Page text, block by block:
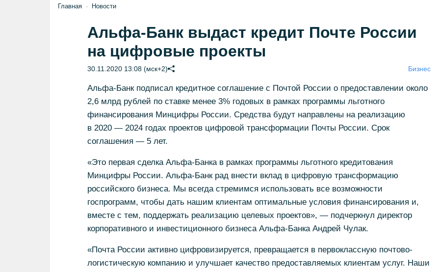
Главная Новости
Альфа-Банк выдаст кредит Почте России
на цифровые проекты
30.11.2020 13:08 (мск+2) Бизнес
Альфа-Банк подписал кредитное соглашение с Почтой России о предоставлении около
2,6 млрд рублей по ставке менее 3% годовых в рамках программы льготного
финансирования Минцифры России. Средства будут направлены на реализацию
в 2020 — 2024 годах проектов цифровой трансформации Почты России. Срок
соглашения — 5 лет.
«Это первая сделка Альфа-Банка в рамках программы льготного кредитования
Минцифры России. Альфа-Банк рад внести вклад в цифровую трансформацию
российского бизнеса. Мы всегда стремимся использовать все возможности
госпрограмм, чтобы дать нашим клиентам оптимальные условия финансирования и,
вместе с тем, поддержать реализацию целевых проектов», — подчеркнул директор
корпоративного и инвестиционного бизнеса Альфа-Банка Андрей Чулак.
«Почта России активно цифровизируется, превращается в первоклассную почтово-
логистическую компанию и улучшает качество предоставляемых клиентам услуг. Наши